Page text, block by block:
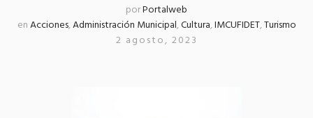
porPortalweb
enAcciones,Administración Municipal,Cultura,IMCUFIDET,Turismo
2 agosto, 2023